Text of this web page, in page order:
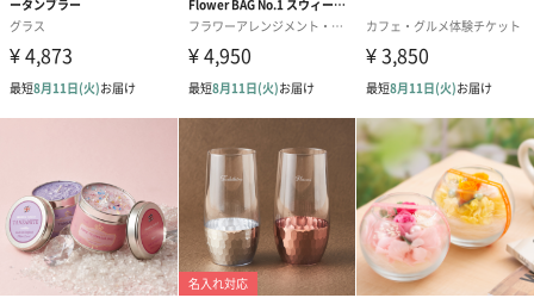
シーズンブーケ（ひま
わり）（1,880円）
ブーケ（ホワイトグリ
ーン）（1,650円）
ブーケ（ピン
（1,650円）